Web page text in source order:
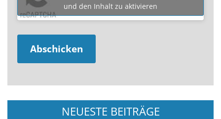
und den Inhalt zu aktivieren
NEUESTE BEITRÄGE